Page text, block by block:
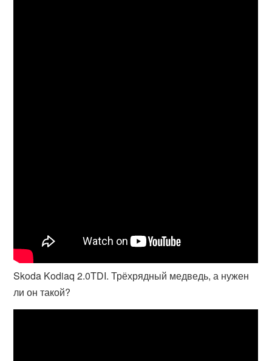
Skoda Kodiaq 2.0TDI. Трёхрядный медведь, а нужен
ли он такой?